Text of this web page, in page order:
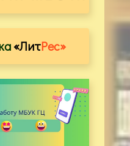
«ЛитРес»